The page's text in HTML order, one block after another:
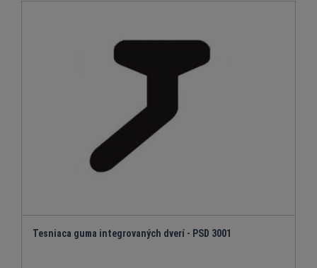
Tesniaca guma integrovaných dverí - PSD 3001